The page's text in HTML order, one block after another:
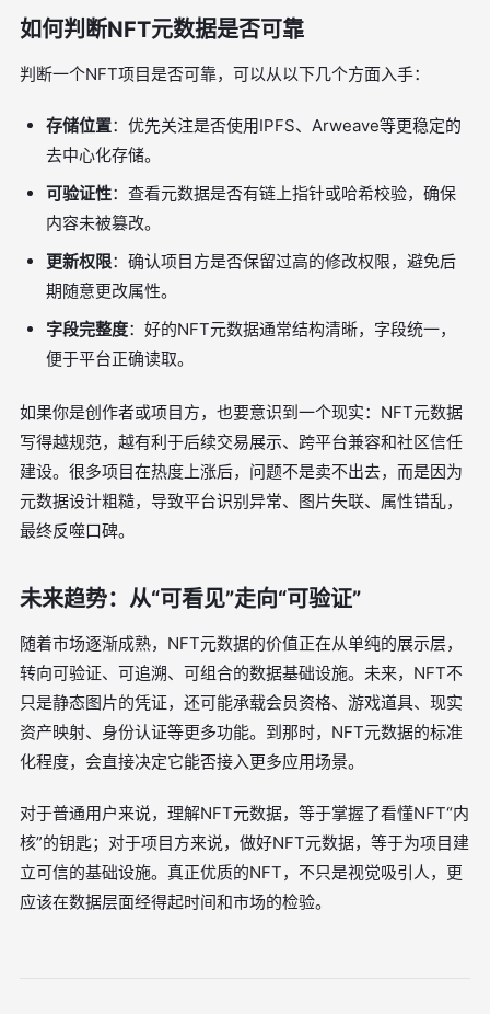
如何判断NFT元数据是否可靠
判断一个NFT项目是否可靠，可以从以下几个方面入手：
存储位置：优先关注是否使用IPFS、Arweave等更稳定的
去中心化存储。
可验证性：查看元数据是否有链上指针或哈希校验，确保
内容未被篡改。
更新权限：确认项目方是否保留过高的修改权限，避免后
期随意更改属性。
字段完整度：好的NFT元数据通常结构清晰，字段统一，
便于平台正确读取。
如果你是创作者或项目方，也要意识到一个现实：NFT元数据
写得越规范，越有利于后续交易展示、跨平台兼容和社区信任
建设。很多项目在热度上涨后，问题不是卖不出去，而是因为
元数据设计粗糙，导致平台识别异常、图片失联、属性错乱，
最终反噬口碑。
未来趋势：从“可看见”走向“可验证”
随着市场逐渐成熟，NFT元数据的价值正在从单纯的展示层，
转向可验证、可追溯、可组合的数据基础设施。未来，NFT不
只是静态图片的凭证，还可能承载会员资格、游戏道具、现实
资产映射、身份认证等更多功能。到那时，NFT元数据的标准
化程度，会直接决定它能否接入更多应用场景。
对于普通用户来说，理解NFT元数据，等于掌握了看懂NFT“内
核”的钥匙；对于项目方来说，做好NFT元数据，等于为项目建
立可信的基础设施。真正优质的NFT，不只是视觉吸引人，更
应该在数据层面经得起时间和市场的检验。